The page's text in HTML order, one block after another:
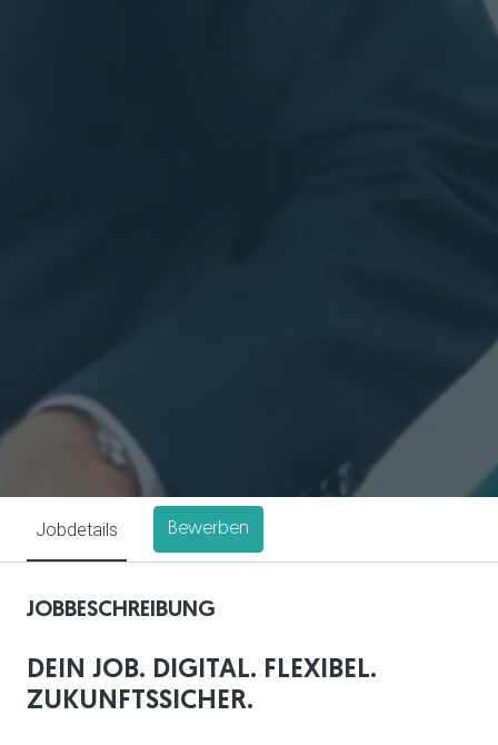
Jobdetails Bewerben
JOBBESCHREIBUNG
DEIN JOB. DIGITAL. FLEXIBEL.
ZUKUNFTSSICHER.